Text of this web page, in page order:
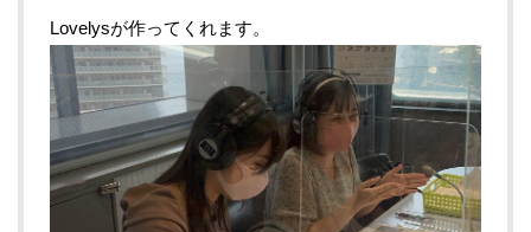
Lovelysが作ってくれます。